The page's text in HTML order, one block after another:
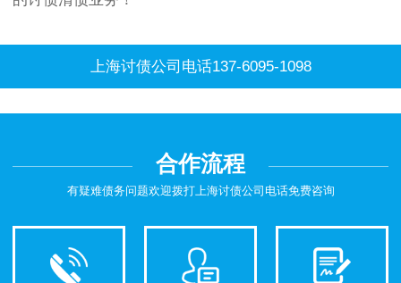
上海讨债公司电话137-6095-1098
合作流程
有疑难债务问题欢迎拨打上海讨债公司电话免费咨询